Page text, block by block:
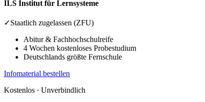
ILS Institut für Lernsysteme
✓Staatlich zugelassen (ZFU)
Abitur & Fachhochschulreife
4 Wochen kostenloses Probestudium
Deutschlands größte Fernschule
Infomaterial bestellen
Kostenlos · Unverbindlich